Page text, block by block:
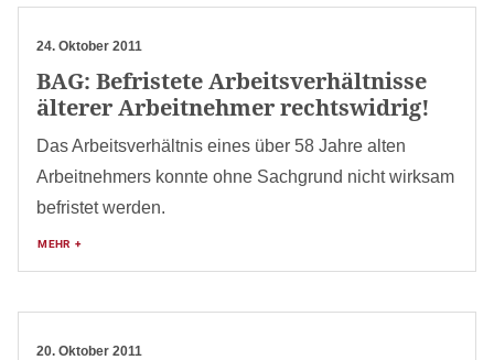
24. Oktober 2011
BAG: Befristete Arbeitsverhältnisse
älterer Arbeitnehmer rechtswidrig!
Das Arbeitsverhältnis eines über 58 Jahre alten
Arbeitnehmers konnte ohne Sachgrund nicht wirksam
befristet werden.
MEHR +
20. Oktober 2011